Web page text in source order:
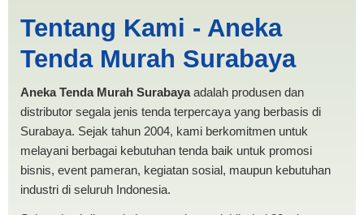
Spanten Tanjungpinang |
PRODUKSI ANEKA TENDA
MURAH
Tentang Kami - Aneka
Tenda Murah Surabaya
Aneka Tenda Murah Surabayaadalah produsen dan
distributor segala jenis tenda terpercaya yang berbasis di
Surabaya. Sejak tahun 2004, kami berkomitmen untuk
melayani berbagai kebutuhan tenda baik untuk promosi
bisnis, event pameran, kegiatan sosial, maupun kebutuhan
industri di seluruh Indonesia.